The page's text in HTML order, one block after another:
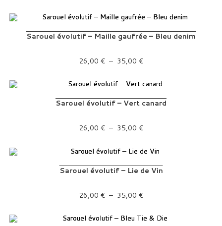
Sarouel évolutif – Maille gaufrée – Bleu denim
26,00 € – 35,00 €Plage de prix : 26,00 € à 35,00 €
Sarouel évolutif – Vert canard
26,00 € – 35,00 €Plage de prix : 26,00 € à 35,00 €
Sarouel évolutif – Lie de Vin
26,00 € – 35,00 €Plage de prix : 26,00 € à 35,00 €